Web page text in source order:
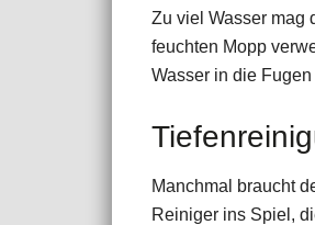
Zu viel Wasser mag
feuchten Mopp
Wasser in die
Manchmal braucht
Reiniger ins Spiel,